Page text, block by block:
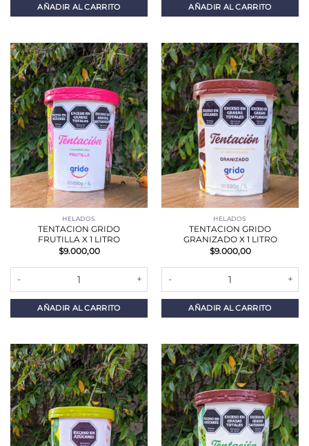
AÑADIR AL CARRITO AÑADIR AL CARRITO
HELADOS
TENTACION GRIDO
FRUTILLA X 1 LITRO
$9.000,00
AÑADIR AL CARRITO
HELADOS
TENTACION GRIDO
GRANIZADO X 1 LITRO
$9.000,00
AÑADIR AL CARRITO